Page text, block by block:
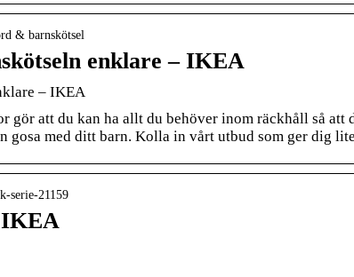
& barnskötsel
enklare – IKEA
– IKEA
gör att du kan ha allt du behöver inom räckhåll så
gosa med ditt barn. Kolla in vårt utbud som ger dig
serie-21159